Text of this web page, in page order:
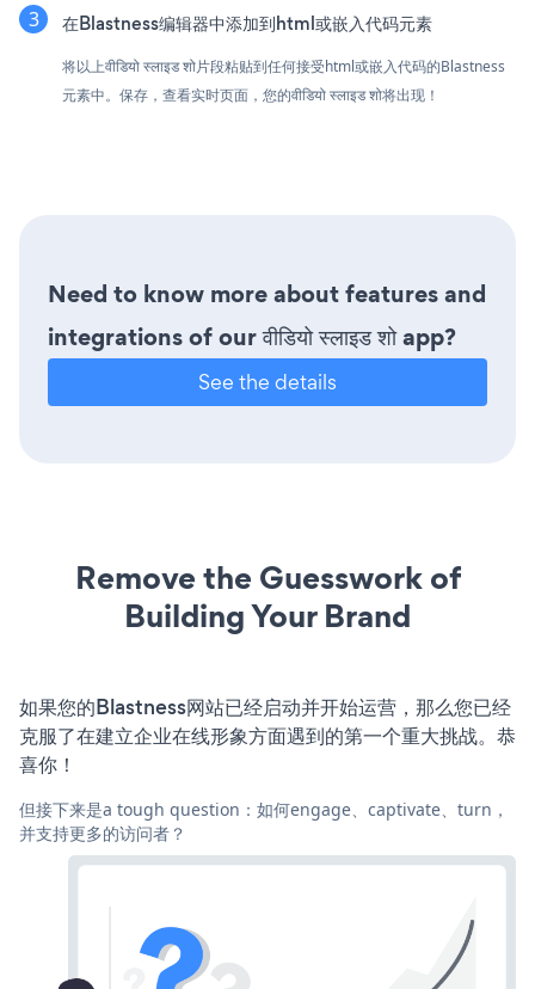
在Blastness编辑器中添加到html或嵌入代码元素
将以上वीडियो स्लाइड शो片段粘贴到任何接受html或嵌入代码的Blastness
元素中。保存，查看实时页面，您的वीडियो स्लाइड शो将出现！
Need to know more about features and
integrations of our वीडियो स्लाइड शो app?
See the details
Remove the Guesswork of
Building Your Brand
如果您的Blastness网站已经启动并开始运营，那么您已经
克服了在建立企业在线形象方面遇到的第一个重大挑战。恭
喜你！
但接下来是a tough question：如何engage、captivate、turn，
并支持更多的访问者？